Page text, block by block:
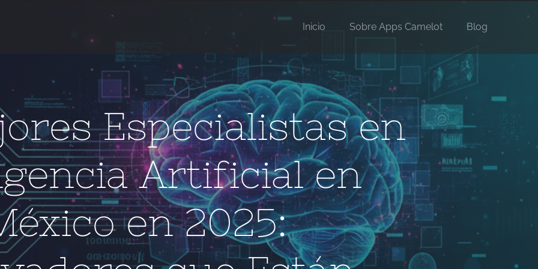
Inicio Sobre Apps Camelot Blog
Especialistas en
Artificial en
en 2025: